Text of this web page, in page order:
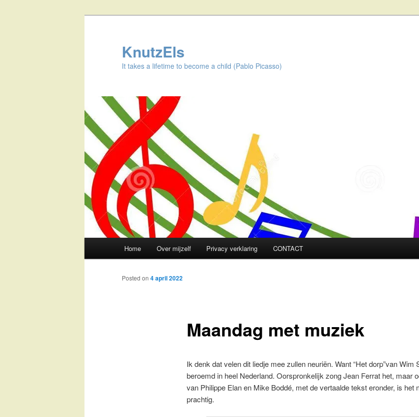
KnutzEls
It takes a lifetime to become a child (Pablo Picasso)
Skip
to
Home Over mijzelf Privacy verklaring CONTACT
Maandag met muziek
Posted on 4 april 2022
Ik denk dat velen dit liedje mee zullen neuriën. Want “Het dorp”van Wim
beroemd in heel Nederland. Oorspronkelijk zong Jean Ferrat het, maar
van Philippe Elan en Mike Boddé, met de vertaalde tekst eronder, is het
prachtig.